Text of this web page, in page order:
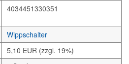
4034451330351
Wippschalter
5,10 EUR (zzgl. 19%)